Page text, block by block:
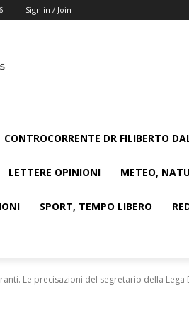
Sign in / Join
CONTROCORRENTE DR FILIBERTO
LETTERE OPINIONI METEO,
SPORT, TEMPO LIBERO
Le precisazioni del segretario della Lega